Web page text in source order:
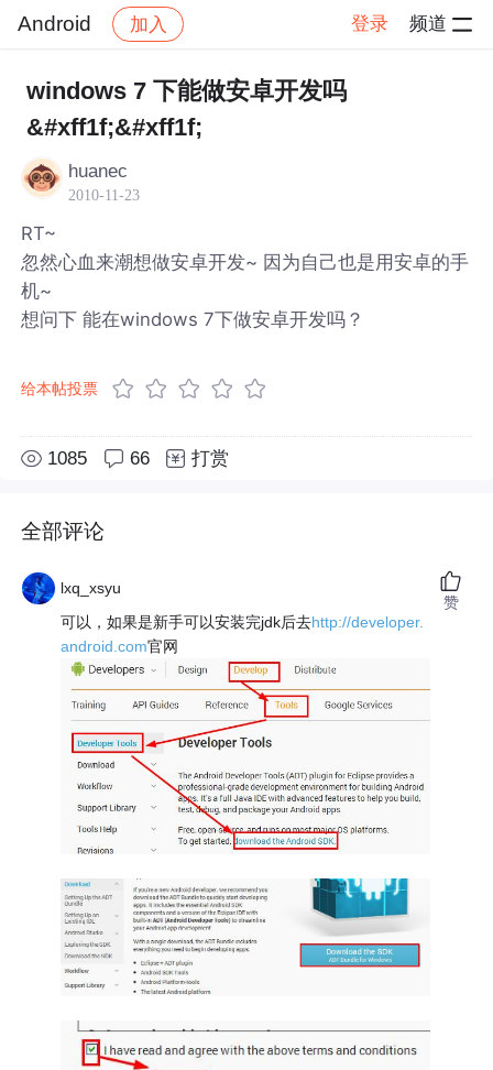
Android 加入 登录 频道
社区 Android 帖子详情
windows 7 下能做安卓开发吗
&#xff1f;&#xff1f;
huanec
2010-11-23
RT~
忽然心血来潮想做安卓开发~ 因为自己也是用安卓的手
机~
想问下 能在windows 7下做安卓开发吗？
给本帖投票
1085 66 打赏
全部评论
lxq_xsyu
可以，如果是新手可以安装完jdk后去http://developer.
android.com官网
赞